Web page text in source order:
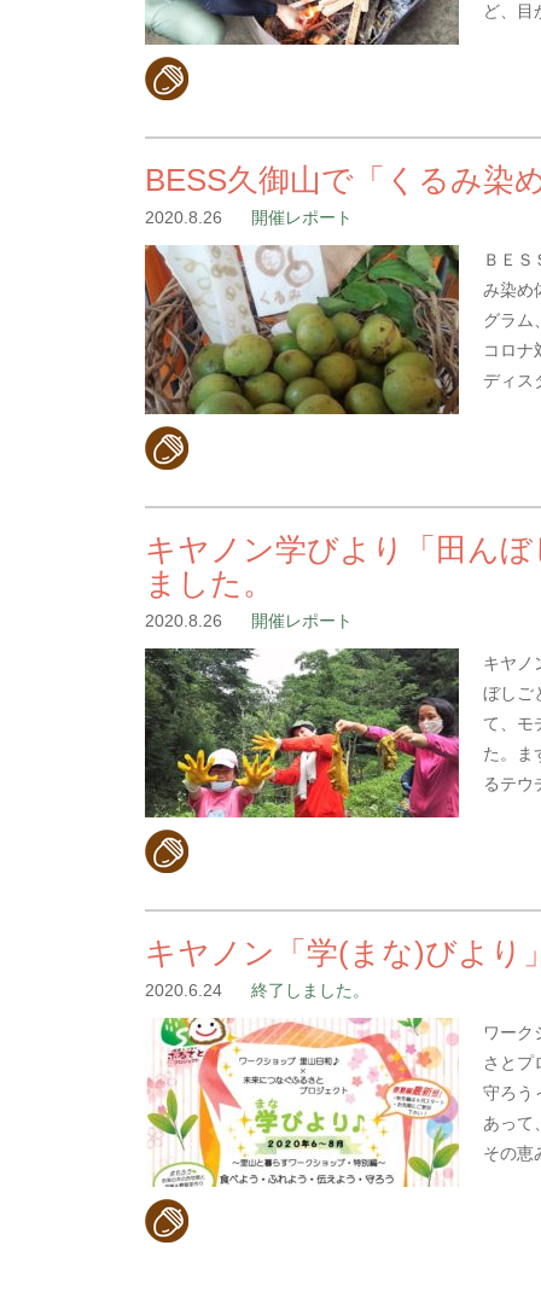
ど、目
BESS久御山で「くるみ染
2020.8.26 開催レポート
ＢＥＳ
み染め
グラム
コロナ
ディス
キヤノン学びより「田ん
ました。
2020.8.26 開催レポート
キヤノ
ぼしご
て、モ
た。ま
るテウ
キヤノン「学(まな)びより
2020.6.24 終了しました。
ワーク
さとプ
守ろう
あって
その恵